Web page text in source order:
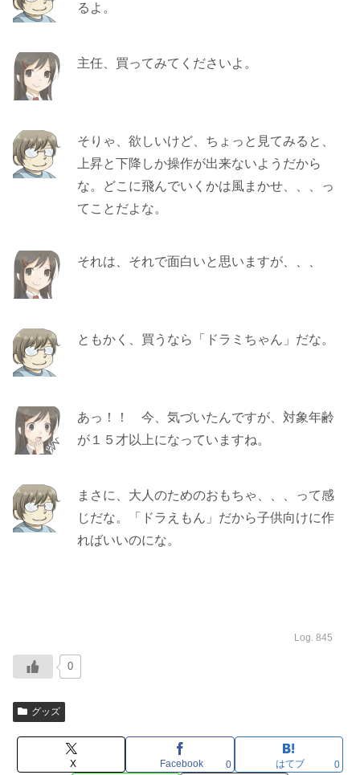
るよ。
主任、買ってみてくださいよ。
そりゃ、欲しいけど、ちょっと見てみると、
上昇と下降しか操作が出来ないようだから
な。どこに飛んでいくかは風まかせ、、、っ
てことだよな。
それは、それで面白いと思いますが、、、
ともかく、買うなら「ドラミちゃん」だな。
あっ！！ 今、気づいたんですが、対象年齢
が１５才以上になっていますね。
まさに、大人のためのおもちゃ、、、って感
じだな。「ドラえもん」だから子供向けに作
ればいいのにな。
Log. 845
0
グッズ
X Facebook 0 はてブ 0